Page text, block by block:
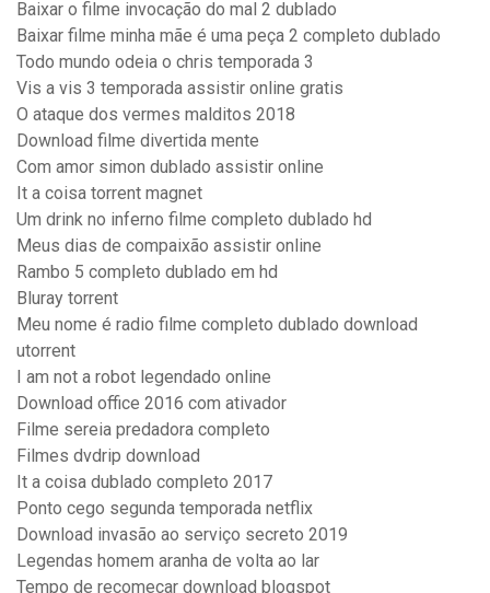
Baixar o filme invocação do mal 2 dublado
Baixar filme minha mãe é uma peça 2 completo dublado
Todo mundo odeia o chris temporada 3
Vis a vis 3 temporada assistir online gratis
O ataque dos vermes malditos 2018
Download filme divertida mente
Com amor simon dublado assistir online
It a coisa torrent magnet
Um drink no inferno filme completo dublado hd
Meus dias de compaixão assistir online
Rambo 5 completo dublado em hd
Bluray torrent
Meu nome é radio filme completo dublado download
utorrent
I am not a robot legendado online
Download office 2016 com ativador
Filme sereia predadora completo
Filmes dvdrip download
It a coisa dublado completo 2017
Ponto cego segunda temporada netflix
Download invasão ao serviço secreto 2019
Legendas homem aranha de volta ao lar
Tempo de recomeçar download blogspot